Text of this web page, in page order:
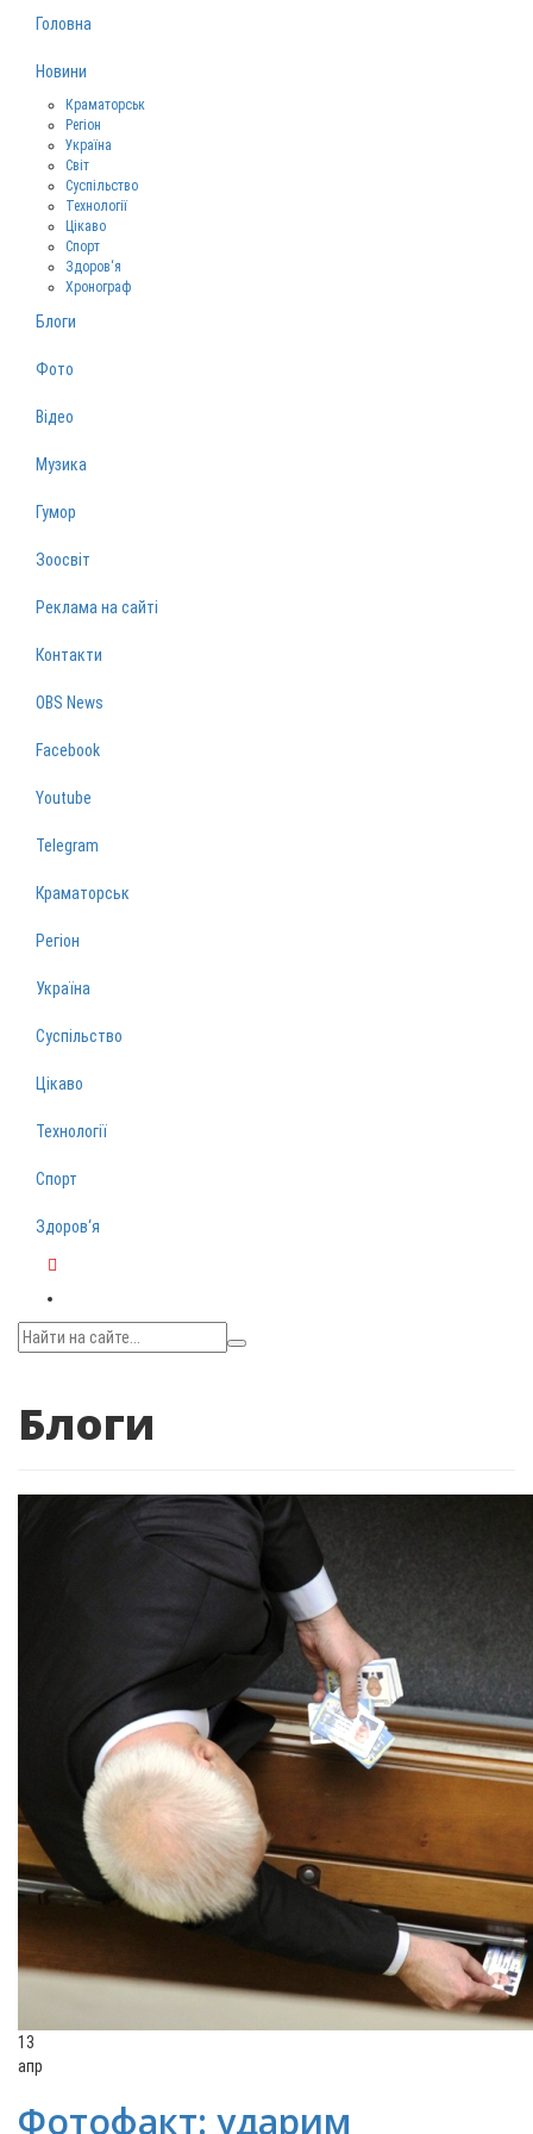
Головна
Новини
Краматорськ
Регіон
Україна
Світ
Суспільство
Технології
Цікаво
Спорт
Здоров‘я
Хронограф
Блоги
Фото
Відео
Музика
Гумор
Зоосвіт
Реклама на сайті
Контакти
OBS News
Facebook
Youtube
Telegram
Краматорськ
Регіон
Україна
Суспільство
Цікаво
Технології
Спорт
Здоров‘я
Блоги
13
апр
Фотофакт: ударим